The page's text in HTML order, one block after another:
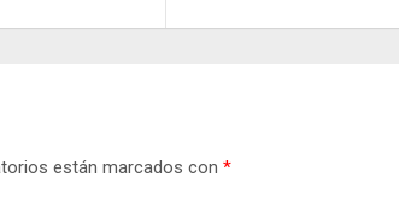
están marcados con *